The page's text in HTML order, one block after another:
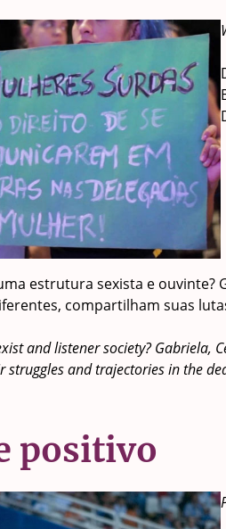
estrutura sexista e ouvinte?
compartilham suas
and listener society? Gabriela,
struggles and trajectories in the
positivo